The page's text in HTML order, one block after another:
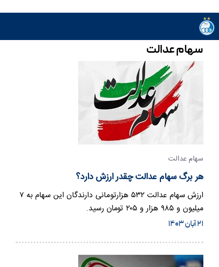
سهام عدالت
سهام عدالت
هر برگ سهام عدالت چقدر ارزش دارد؟
ارزش سهام عدالت ۵۳۲ هزارتومانی دارندگان این سهام به ۷
میلیون و ۹۸۵ هزار و ۲۰۵ تومان رسید.
۲۱ آبان ۱۴۰۳